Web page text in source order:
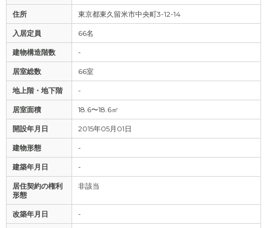
住所 東京都東久留米市中央町3-12-14
入居定員 66名
建物構造階数 -
居室総数 66室
地上階・地下階 -
居室面積 18.6〜18.6㎡
開設年月日 2015年05月01日
建物形態 -
建築年月日 -
居住契約の権利
形態
非該当
改築年月日 -